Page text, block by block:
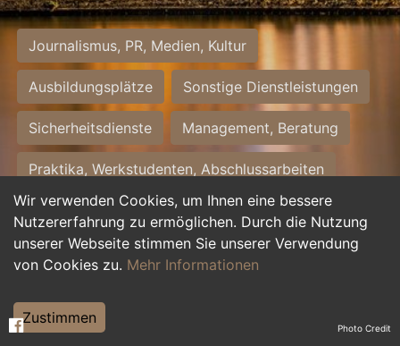
Wir verwenden Cookies, um Ihnen eine bessere
Nutzererfahrung zu ermöglichen. Durch die Nutzung
unserer Webseite stimmen Sie unserer Verwendung
von Cookies zu. Mehr Informationen
Zustimmen
Journalismus, PR, Medien, Kultur
Ausbildungsplätze Sonstige Dienstleistungen
Sicherheitsdienste Management, Beratung
Praktika, Werkstudenten, Abschlussarbeiten
Personalwesen Assistenz, Sekretariat
Hilfskräfte, Aushilfs- und Nebenjobs
Weiterbildung, Studium, duale Ausbildung Photo Credit